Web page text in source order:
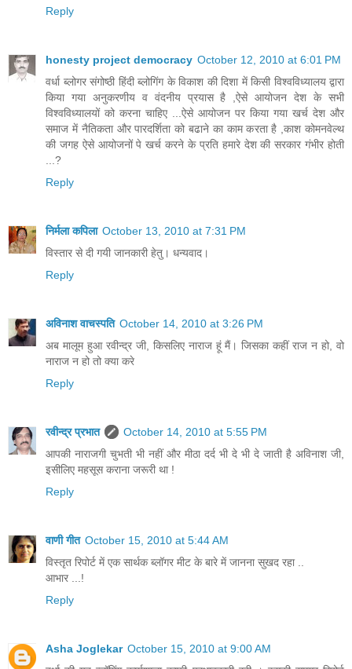
Reply
honesty project democracy October 12, 2010 at 6:01 PM
वर्धा ब्लोगर संगोष्ठी हिंदी ब्लोगिंग के विकाश की दिशा में किसी विश्वविध्यालय द्वारा
किया गया अनुकरणीय व वंदनीय प्रयास है ,ऐसे आयोजन देश के सभी
विश्वविध्यालयों को करना चाहिए ...ऐसे आयोजन पर किया गया खर्च देश और
समाज में नैतिकता और पारदर्शिता को बढाने का काम करता है ,काश कोमनवेल्थ
की जगह ऐसे आयोजनों पे खर्च करने के प्रति हमारे देश की सरकार गंभीर होती
...?
Reply
निर्मला कपिला October 13, 2010 at 7:31 PM
विस्तार से दी गयी जानकारी हेतु। धन्यवाद।
Reply
अविनाश वाचस्पति October 14, 2010 at 3:26 PM
अब मालूम हुआ रवीन्‍द्र जी, किसलिए नाराज हूं मैं। जिसका कहीं राज न हो, वो
नाराज न हो तो क्‍या करे
Reply
रवीन्द्र प्रभात
October 14, 2010 at 5:55 PM
आपकी नाराजगी चुभती भी नहीं और मीठा दर्द भी दे भी दे जाती है अविनाश जी,
इसीलिए महसूस कराना जरूरी था !
Reply
वाणी गीत October 15, 2010 at 5:44 AM
विस्तृत रिपोर्ट में एक सार्थक ब्लॉगर मीट के बारे में जानना सुखद रहा ..
आभार ...!
Reply
Asha Joglekar October 15, 2010 at 9:00 AM